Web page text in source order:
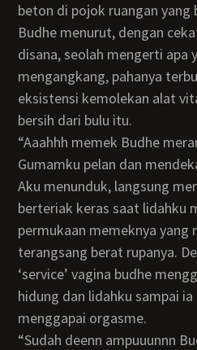
beton di pojok ruangan yang
Budhe menurut, dengan cekatan ia naik dan duduk
disana, seolah mengerti apa
mengangkang, pahanya
eksistensi kemolekan alat
bersih dari bulu itu.
“Aaahhh memek Budhe merangsang banget!”
Gumamku pelan dan
Aku menunduk, langsung menerkam vagina Budhe, ia
berteriak keras saat lidahku
permukaan memeknya yang
terangsang berat rupanya.
‘service’ vagina budhe
hidung dan lidahku sampai
menggapai orgasme.
“Sudah deenn ampuuunnn Budhe gak tahan den,